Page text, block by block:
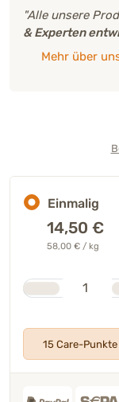
"Alle unsere
& Experten
Mehr über
Einmalig
14,50 €
58,00 € / kg
Anzahl
15 Care-